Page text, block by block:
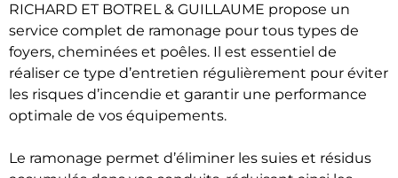
RICHARD ET BOTREL & GUILLAUME propose un
service complet de ramonage pour tous types de
foyers, cheminées et poêles. Il est essentiel de
réaliser ce type d’entretien régulièrement pour éviter
les risques d’incendie et garantir une performance
optimale de vos équipements.
Le ramonage permet d’éliminer les suies et résidus